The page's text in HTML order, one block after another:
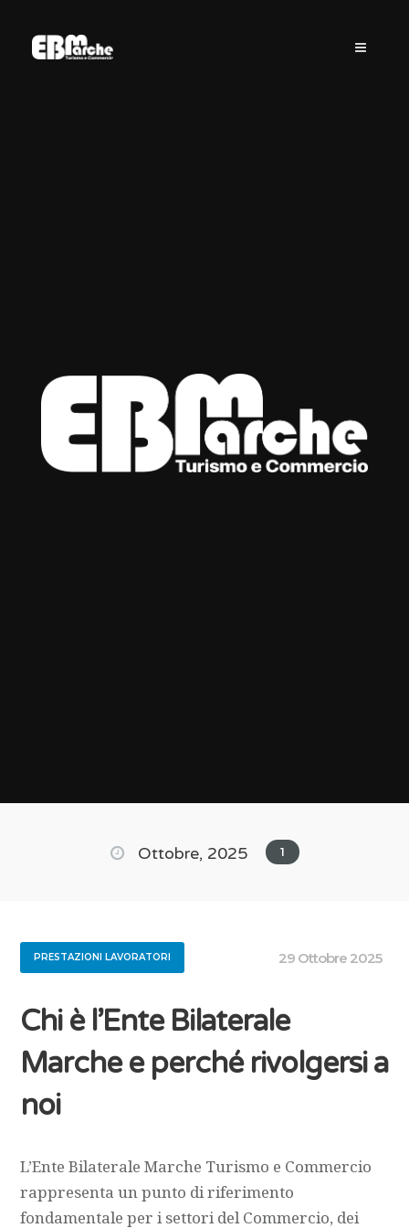
Ottobre, 2025 1
PRESTAZIONI LAVORATORI 29 Ottobre 2025
Chi è l’Ente Bilaterale
Marche e perché rivolgersi a
noi
L’Ente Bilaterale Marche Turismo e Commercio
rappresenta un punto di riferimento
fondamentale per i settori del Commercio, dei